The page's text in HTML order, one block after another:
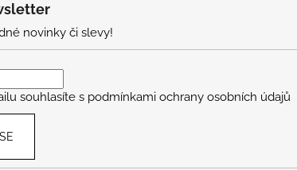
novinky či slevy!
souhlasíte s podmínkami ochrany osobních údajů